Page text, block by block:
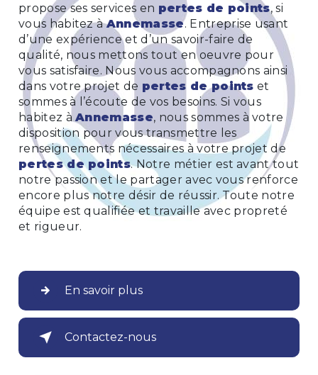
propose ses services en pertes de points, si
vous habitez àAnnemasse. Entreprise usant
d’une expérience et d’un savoir-faire de
qualité, nous mettons tout en oeuvre pour
vous satisfaire. Nous vous accompagnons ainsi
dans votre projet de pertes de points et
sommes à l’écoute de vos besoins. Si vous
habitez àAnnemasse, nous sommes à votre
disposition pour vous transmettre les
renseignements nécessaires à votre projet de
pertes de points. Notre métier est avant tout
notre passion et le partager avec vous renforce
encore plus notre désir de réussir. Toute notre
équipe est qualifiée et travaille avec propreté
et rigueur.
En savoir plus
Contactez-nous